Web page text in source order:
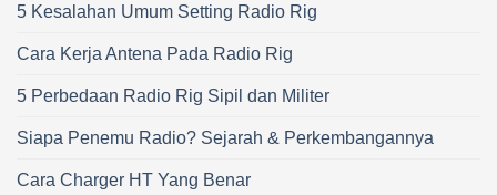
5 Kesalahan Umum Setting Radio Rig
Cara Kerja Antena Pada Radio Rig
5 Perbedaan Radio Rig Sipil dan Militer
Siapa Penemu Radio? Sejarah & Perkembangannya
Cara Charger HT Yang Benar